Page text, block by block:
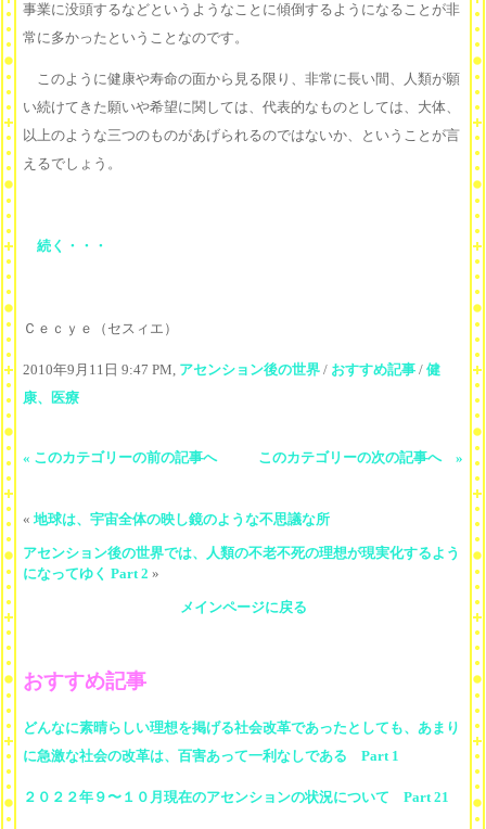
事業に没頭するなどというようなことに傾倒するようになることが非
常に多かったということなのです。
このように健康や寿命の面から見る限り、非常に長い間、人類が願
い続けてきた願いや希望に関しては、代表的なものとしては、大体、
以上のような三つのものがあげられるのではないか、ということが言
えるでしょう。
続く・・・
Ｃｅｃｙｅ（セスィエ）
2010年9月11日 9:47 PM, アセンション後の世界 / おすすめ記事 / 健
康、医療
« このカテゴリーの前の記事へ このカテゴリーの次の記事へ »
« 地球は、宇宙全体の映し鏡のような不思議な所
アセンション後の世界では、人類の不老不死の理想が現実化するよう
になってゆく Part 2 »
メインページに戻る
おすすめ記事
どんなに素晴らしい理想を掲げる社会改革であったとしても、あまり
に急激な社会の改革は、百害あって一利なしである Part 1
２０２２年９〜１０月現在のアセンションの状況について Part 21